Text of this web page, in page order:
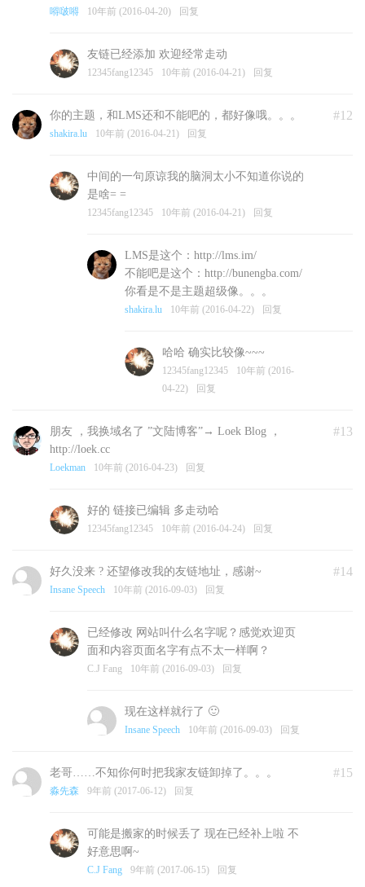
嘚啵嘚 10年前 (2016-04-20) 回复
友链已经添加 欢迎经常走动
12345fang12345 10年前 (2016-04-21) 回复
#12
你的主题，和LMS还和不能吧的，都好像哦。。。
shakira.lu 10年前 (2016-04-21) 回复
中间的一句原谅我的脑洞太小不知道你说的
是啥= =
12345fang12345 10年前 (2016-04-21) 回复
LMS是这个：http://lms.im/
不能吧是这个：http://bunengba.com/
你看是不是主题超级像。。。
shakira.lu 10年前 (2016-04-22) 回复
哈哈 确实比较像~~~
12345fang12345
10年前 (2016-
04-22)
回复
#13
朋友 ，我换域名了 ”文陆博客”→ Loek Blog ，
http://loek.cc
Loekman 10年前 (2016-04-23) 回复
好的 链接已编辑 多走动哈
12345fang12345 10年前 (2016-04-24) 回复
#14
好久没来 ? 还望修改我的友链地址，感谢~
Insane Speech 10年前 (2016-09-03) 回复
已经修改 网站叫什么名字呢？感觉欢迎页
面和内容页面名字有点不太一样啊？
C.J Fang 10年前 (2016-09-03) 回复
现在这样就行了 🙂
Insane Speech 10年前 (2016-09-03) 回复
#15
老哥……不知你何时把我家友链卸掉了。。。
淼先森 9年前 (2017-06-12) 回复
可能是搬家的时候丢了 现在已经补上啦 不
好意思啊~
C.J Fang 9年前 (2017-06-15) 回复